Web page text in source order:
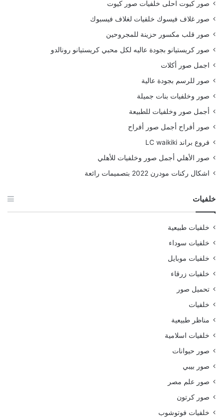
صور كيوت احلى خلفيات صور كيوت
صور غلاف فيسوك خلفيات لغلاف فيسبوك
صور قلب مكسور حزينة للمجروحين
صور كريستيانو بجودة عاليه لكل محبي كريستيانو رونالدو
اجمل صور أكلات
صور للرسم بجودة عالية
صور وخلفيات بنات جميلة
أجمل صور وخلفيات للطبيعة
صور أفراح أجمل صور أفراح
فروع براند LC waikiki
صور الأهلي أجمل صور وخلفيات للأهلي
اشكال ركنات مودرن 2022 بتصميمات رائعة
خلفيات
خلفيات طبيعية
خلفيات سوداء
خلفيات موبايل
خلفيات زرقاء
تحميل صور
خلفيات
مناظر طبيعية
خلفيات اسلامية
صور حيوانات
صور بيبي
صور علم مصر
صور كرتون
خلفيات فوتوشوب